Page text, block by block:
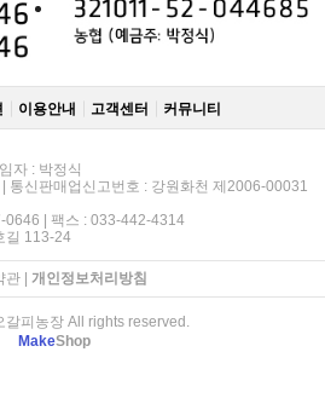
이용안내 고객센터 커뮤니티
자 : 박정식
통신판매업신고번호 : 강원화천 제2006-00031
| 팩스 : 033-442-4314
길 113-24
관| 개인정보처리방침
피농장 All rights reserved.
MakeShop